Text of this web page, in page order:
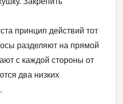
принцип действий тот
разделяют на прямой
с каждой стороны от
два низких